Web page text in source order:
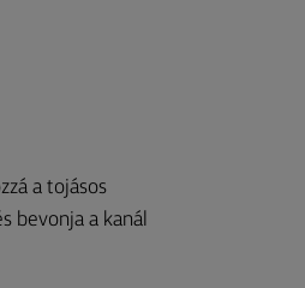
a tojásos
bevonja a kanál